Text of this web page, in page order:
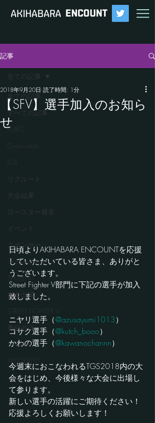
​AKIHABARA ENCOUNT
記事
全ての記事
すべての記事
PUBG
Overwatch
LOL
リクルート
大会結果
ロースター発表
イベント
スポンサー
Shadowverse
TEKKEN7
大会出場
STREET FIGHTER V
番組出演
Streamer
VALORANT
全ての記事
【SFV】選手加入のお知ら
せ
2018年9月20日 読了時間: 1分
日頃よりAKIHABARA ENCOUNTを応援
していただいている皆さま、ありがと
うございます。
Street Fighter V部門に下記の選手が加入
致しました。
ニヤリ選手（@azusayumi1013）
コサク選手（@kutch_booo）
かわの選手（@kawanochannn）
今週末におこなわれるTGS2018内の大
会をはじめ、今後様々な大会に出場し
て参ります。
新しい選手の活躍にご期待ください！
応援よろしくお願いします！